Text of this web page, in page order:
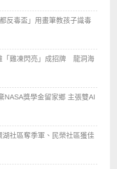
反毒盃」用畫筆教孩子識毒
「雞凍閃亮」成招牌 龍洞海
NASA獎學金留家鄉 主張雙AI
社區奪季軍、民榮社區獲佳